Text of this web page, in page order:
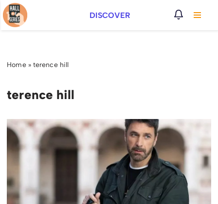
Vai
DISCOVER
Home» terence hill
terence hill